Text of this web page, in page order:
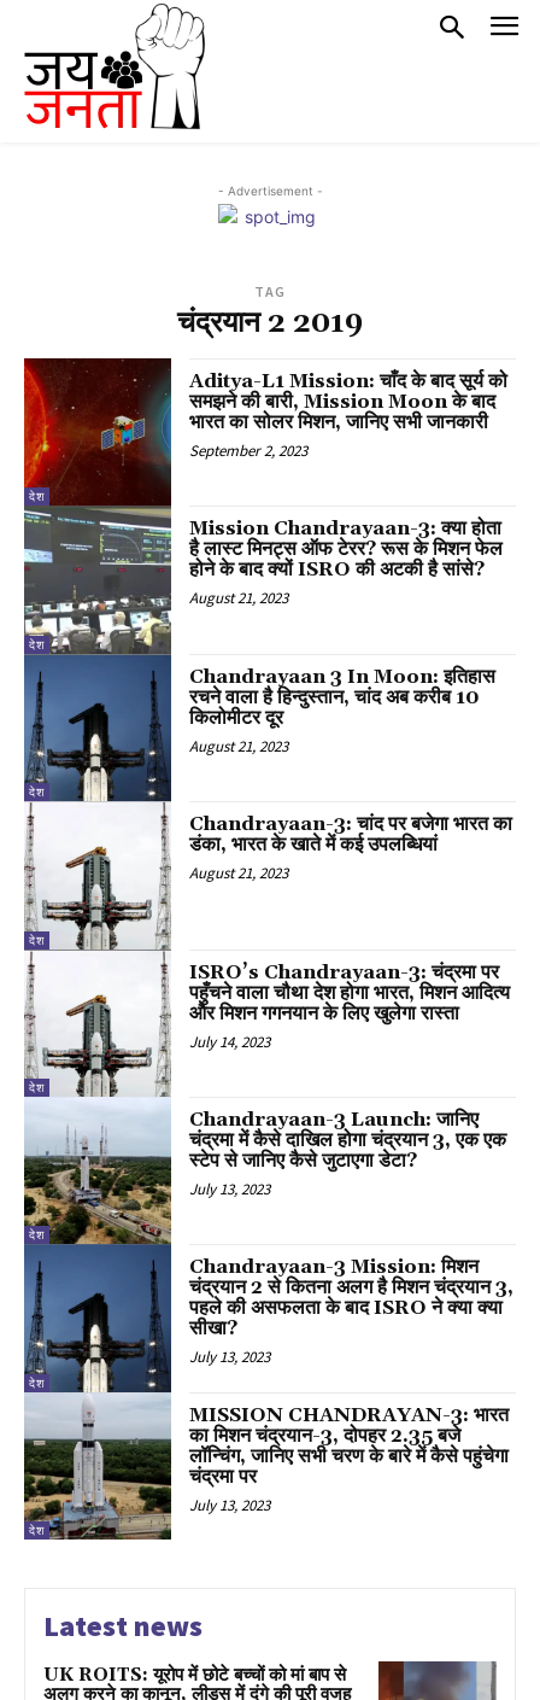
- Advertisement -
TAG
चंद्रयान 2 2019
देश
Aditya-L1 Mission: चाँद के बाद सूर्य को
समझने की बारी, Mission Moon के बाद
भारत का सोलर मिशन, जानिए सभी जानकारी
September 2, 2023
देश
Mission Chandrayaan-3: क्या होता
है लास्ट मिनट्स ऑफ टेरर? रूस के मिशन फेल
होने के बाद क्यों ISRO की अटकी है सांसे?
August 21, 2023
देश
Chandrayaan 3 In Moon: इतिहास
रचने वाला है हिन्दुस्तान, चांद अब करीब 10
किलोमीटर दूर
August 21, 2023
देश
Chandrayaan-3: चांद पर बजेगा भारत का
डंका, भारत के खाते में कई उपलब्धियां
August 21, 2023
देश
ISRO’s Chandrayaan-3: चंद्रमा पर
पहुँचने वाला चौथा देश होगा भारत, मिशन आदित्य
और मिशन गगनयान के लिए खुलेगा रास्ता
July 14, 2023
देश
Chandrayaan-3 Launch: जानिए
चंद्रमा में कैसे दाखिल होगा चंद्रयान 3, एक एक
स्टेप से जानिए कैसे जुटाएगा डेटा?
July 13, 2023
देश
Chandrayaan-3 Mission: मिशन
चंद्रयान 2 से कितना अलग है मिशन चंद्रयान 3,
पहले की असफलता के बाद ISRO ने क्या क्या
सीखा?
July 13, 2023
देश
MISSION CHANDRAYAN-3: भारत
का मिशन चंद्रयान-3, दोपहर 2.35 बजे
लॉन्चिंग, जानिए सभी चरण के बारे में कैसे पहुंचेगा
चंद्रमा पर
July 13, 2023
Latest news
UK ROITS: यूरोप में छोटे बच्चों को मां बाप से
अलग करने का कानून, लीड्स में दंगे की पूरी वजह